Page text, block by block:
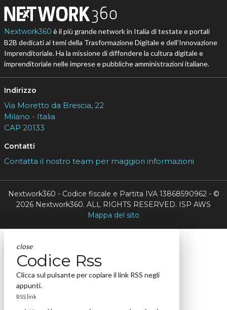
Nextwork360 è il più grande network in Italia di testate e portali
B2B dedicati ai temi della Trasformazione Digitale e dell’Innovazione
Imprenditoriale. Ha la missione di diffondere la cultura digitale e
imprenditoriale nelle imprese e pubbliche amministrazioni italiane.
Indirizzo
Via Moretto da Brescia, 22
Milano - Italia
CAP 20133
Contatti
Contatta il nostro team per maggiori informazioni
Nextwork360 - Codice fiscale e Partita IVA 13868590962 - ©
2026 Nextwork360. ALL RIGHTS RESERVED. ISP AWS
Mappa del sito
close
Codice Rss
Clicca sul pulsante per copiare il link RSS negli
appunti.
RSS link